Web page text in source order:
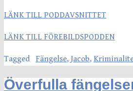
LÄNK TILL PODDAVSNITTET
LÄNK TILL FÖREBILDSPODDEN
Tagged Fängelse, Jacob,
Överfulla